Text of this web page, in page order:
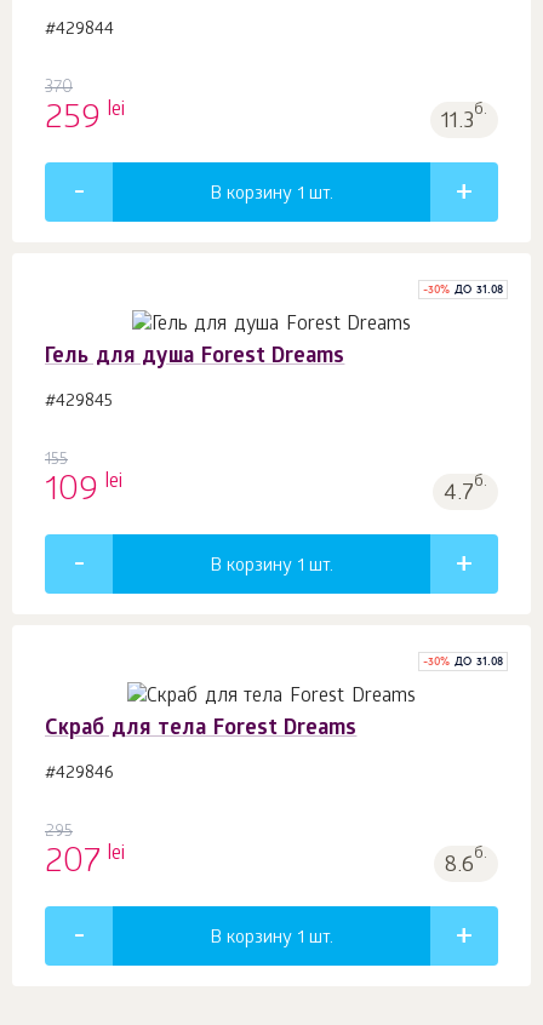
#429844
370
259 lei 11.3б.
В корзину 1 шт.
-30% ДО 31.08
Гель для душа Forest Dreams
#429845
155
109 lei 4.7б.
В корзину 1 шт.
-30% ДО 31.08
Скраб для тела Forest Dreams
#429846
295
207 lei 8.6б.
В корзину 1 шт.